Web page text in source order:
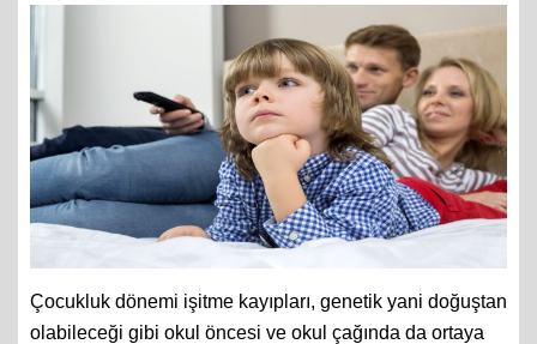
Çocukluk dönemi işitme kayıpları, genetik yani doğuştan
olabileceği gibi okul öncesi ve okul çağında da ortaya